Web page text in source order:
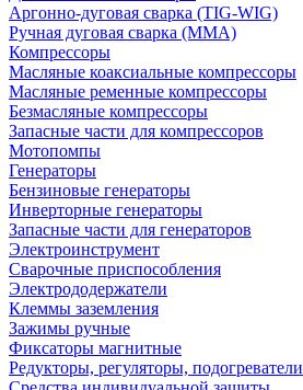
Аргонно-дуговая сварка (TIG-WIG)
Ручная дуговая сварка (MMA)
Компрессоры
Масляные коаксиальные компрессоры
Масляные ременные компрессоры
Безмасляные компрессоры
Запасные части для компрессоров
Мотопомпы
Генераторы
Бензиновые генераторы
Инверторные генераторы
Запасные части для генераторов
Электроинструмент
Сварочные приспособления
Электрододержатели
Клеммы заземления
Зажимы ручные
Фиксаторы магнитные
Редукторы, регуляторы, подогреватели